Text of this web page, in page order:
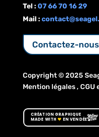
Tel :07 66 70 16 29
Mail :
Contactez-nous
Copyright © 2025
Mention légales, CGU
CRÉATION GRAPHIQUE
MADE WITH♥ EN VENDÉE